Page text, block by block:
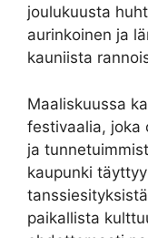
joulukuusta
aurinkoinen ja
kauniista
Maaliskuussa
festivaalia, joka
ja
kaupunki
paikallista